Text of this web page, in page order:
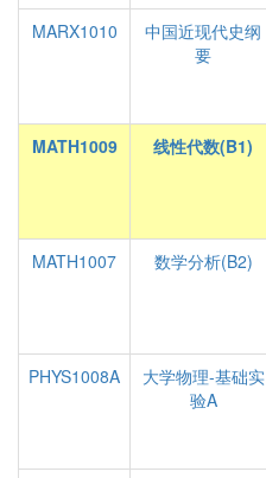
MARX1010
中国近现代史纲
要
MATH1009
线性代数(B1)
MATH1007
数学分析(B2)
PHYS1008A
大学物理-基础实
验A